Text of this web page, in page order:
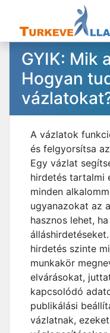
GYIK: Mik
Hogyan
A vázlatok
és felgyorsítsa
Egy vázlat
hirdetés tartalmi
minden
ugyanazokat az
hasznos lehet,
hirdetés szinte
munkakör
elvárásokat,
kapcsolódó
publikálási
vázlatnak,